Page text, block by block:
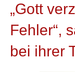
„Gott
Fehler“,
bei ihrer